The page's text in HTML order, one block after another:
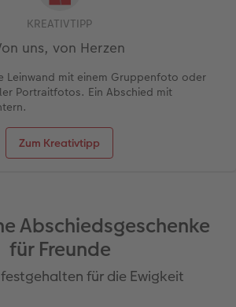
KREATIVTIPP
uns, von Herzen
Leinwand mit einem Gruppenfoto oder
Portraitfotos. Ein Abschied mit
Zum Kreativtipp
Abschiedsgeschenke
für Freunde
für die Ewigkeit